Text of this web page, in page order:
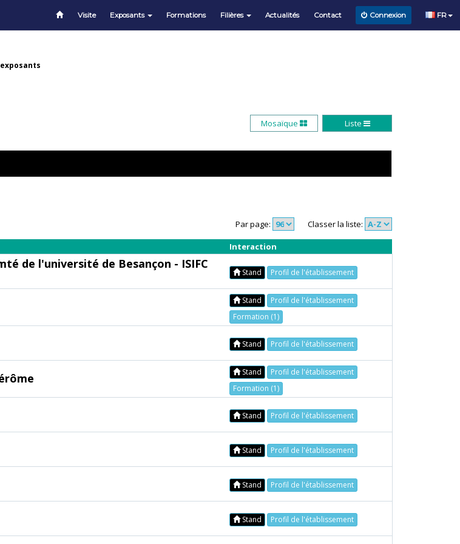
Visite Exposants Formations Filières Actualités Contact Connexion FR
Mosaïque Liste
Par page: Classer la liste:
Interaction
de l'université de Besançon - ISIFC
Stand Profil de l'établissement
Stand
Profil de l'établissement
Formation (1)
Stand Profil de l'établissement
Stand
Profil de l'établissement
Formation (1)
Stand Profil de l'établissement
Stand Profil de l'établissement
Stand Profil de l'établissement
Stand Profil de l'établissement